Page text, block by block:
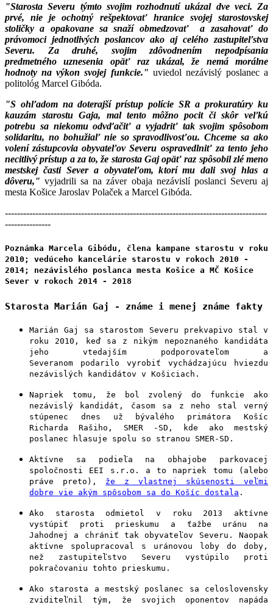
"Starosta Severu týmto svojim rozhodnutí ukázal dve veci. Za
prvé, nie je ochotný rešpektovať hranice svojej starostovskej
stoličky a opakovane sa snaží obmedzovať a zasahovať do
právomoci jednotlivých poslancov ako aj celého zastupiteľstva
Severu. Za druhé, svojim zdôvodnením nepodpísania
predmetného uznesenia opäť raz ukázal, že nemá morálne
hodnoty na výkon svojej funkcie." uviedol nezávislý poslanec a
politológ Marcel Gibóda.
"S ohľadom na doterajší prístup polície SR a prokuratúry ku
kauzám starostu Gaja, mal tento môžno pocit či skôr veľkú
potrebu sa niekomu odvďačiť a vyjadriť tak svojim spôsobom
solidaritu, no bohužiaľ nie so spravodlivosťou. Chceme sa ako
volení zástupcovia obyvateľov Severu ospravedlniť za tento jeho
necitlivý prístup a za to, že starosta Gaj opäť raz spôsobil zlé meno
mestskej časti Sever a obyvateľom, ktorí mu dali svoj hlas a
dôveru,"vyjadrili sa na záver obaja nezávislí poslanci Severu aj
mesta Košice Jaroslav Polaček a Marcel Gibóda.
--------------------------------------------------------------------------------------
---------------
Poznámka Marcela Gibódu , člena kampane starostu v roku
2010; vedúceho kancelárie starostu v rokoch 2010 -
2014; nezávislého poslanca mesta Košice a MČ Košice
Sever v rokoch 2014 - 2018
Starosta Marián Gaj - známe i menej známe fakty
Marián Gaj sa starostom Severu prekvapivo stal v
roku 2010, keď sa z nikým nepoznaného kandidáta
jeho vtedajším podporovateľom a
Severanom podarilo vyrobiť vychádzajúcu hviezdu
nezávislých kandidátov v Košiciach.
Napriek tomu, že bol zvolený do funkcie ako
nezávislý kandidát, časom sa z neho stal verný
stúpenec dnes už bývalého primátora Košíc
Richarda Rašiho, SMER -SD, kde ako mestský
poslanec hlasuje spolu so stranou SMER-SD.
Aktívne sa podieľa na obhajobe parkovacej
spoločnosti EEI s.r.o. a to napriek tomu (alebo
práve preto), že z vlastnej skúsenosti veľmi
dobre vie akým spôsobom sa do Košíc dostala .
Ako starosta odmietol v roku 2013 aktívne
vystúpiť proti prieskumu a ťažbe uránu na
Jahodnej a chrániť tak obyvateľov Severu. Naopak
aktívne spolupracoval s uránovou loby do doby,
než zastupiteľstvo Severu vystúpilo proti
pokračovaniu tohto prieskumu.
Ako starosta a mestský poslanec sa celoslovensky
zviditeľnil tým, že svojich oponentov napáda